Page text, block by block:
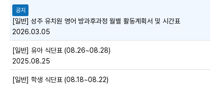
공지
[일반] 성주 유치원 영어 방과후과정 월별 활동계획서 및 시간표
2026.03.05
[일반] 유아 식단표 (08.26~08.28)
2025.08.25
[일반] 학생 식단표 (08.18~08.22)